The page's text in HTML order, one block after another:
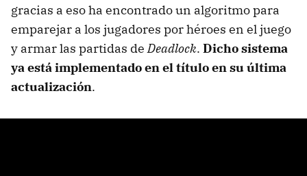
gracias a eso ha encontrado un algoritmo para
emparejar a los jugadores por héroes en el juego
y armar las partidas deDeadlock. Dicho sistema
ya está implementado en el título en su última
actualización.